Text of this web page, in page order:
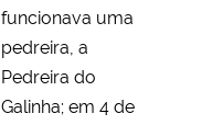
funcionava uma
pedreira, a
Pedreira do
Galinha; em 4 de